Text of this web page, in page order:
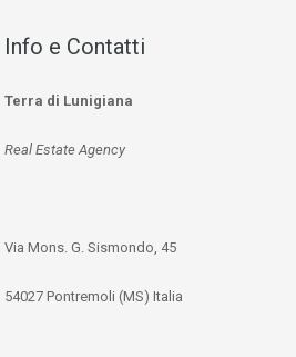
Info e Contatti
Terra di Lunigiana
Real Estate Agency
Via Mons. G. Sismondo, 45
54027 Pontremoli (MS) Italia